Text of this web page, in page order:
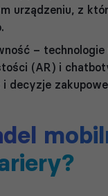
urządzeniu, z
– technologie
(AR) i
i decyzje